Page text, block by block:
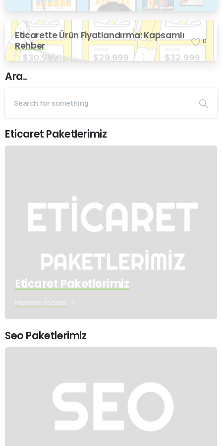
Eticarette Ürün Fiyatlandırma: Kapsamlı
Rehber
0
Ara..
Eticaret Paketlerimiz
Eticaret Paketlerimiz
Seo Paketlerimiz